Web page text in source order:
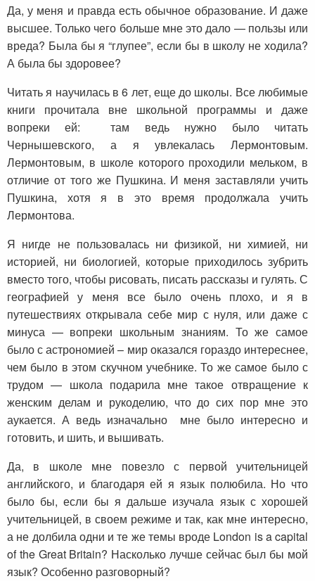
Да, у меня и правда есть обычное образование. И даже
высшее. Только чего больше мне это дало — пользы или
вреда? Была бы я “глупее”, если бы в школу не ходила?
А была бы здоровее?
Читать я научилась в 6 лет, еще до школы. Все любимые
книги прочитала вне школьной программы и даже
вопреки ей: там ведь нужно было читать
Чернышевского, а я увлекалась Лермонтовым.
Лермонтовым, в школе которого проходили мельком, в
отличие от того же Пушкина. И меня заставляли учить
Пушкина, хотя я в это время продолжала учить
Лермонтова.
Я нигде не пользовалась ни физикой, ни химией, ни
историей, ни биологией, которые приходилось зубрить
вместо того, чтобы рисовать, писать рассказы и гулять. С
географией у меня все было очень плохо, и я в
путешествиях открывала себе мир с нуля, или даже с
минуса — вопреки школьным знаниям. То же самое
было с астрономией – мир оказался гораздо интереснее,
чем было в этом скучном учебнике. То же самое было с
трудом — школа подарила мне такое отвращение к
женским делам и рукоделию, что до сих пор мне это
аукается. А ведь изначально мне было интересно и
готовить, и шить, и вышивать.
Да, в школе мне повезло с первой учительницей
английского, и благодаря ей я язык полюбила. Но что
было бы, если бы я дальше изучала язык с хорошей
учительницей, в своем режиме и так, как мне интересно,
а не долбила одни и те же темы вроде London is a capital
of the Great Britain? Насколько лучше сейчас был бы мой
язык? Особенно разговорный?